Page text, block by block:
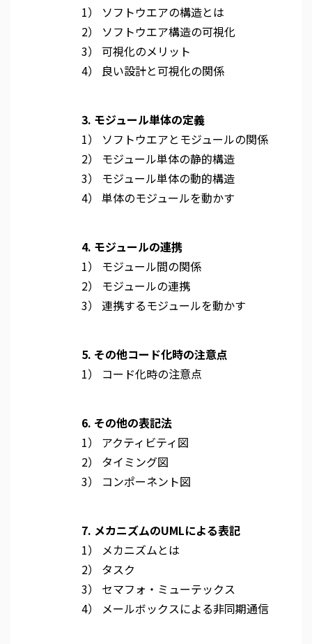
1） ソフトウエアの構造とは
2） ソフトウエア構造の可視化
3） 可視化のメリット
4） 良い設計と可視化の関係
3. モジュール単体の定義
1） ソフトウエアとモジュールの関係
2） モジュール単体の静的構造
3） モジュール単体の動的構造
4） 単体のモジュールを動かす
4. モジュールの連携
1） モジュール間の関係
2） モジュールの連携
3） 連携するモジュールを動かす
5. その他コード化時の注意点
1） コード化時の注意点
6. その他の表記法
1） アクティビティ図
2） タイミング図
3） コンポーネント図
7. メカニズムのUMLによる表記
1） メカニズムとは
2） タスク
3） セマフォ・ミューテックス
4） メールボックスによる非同期通信